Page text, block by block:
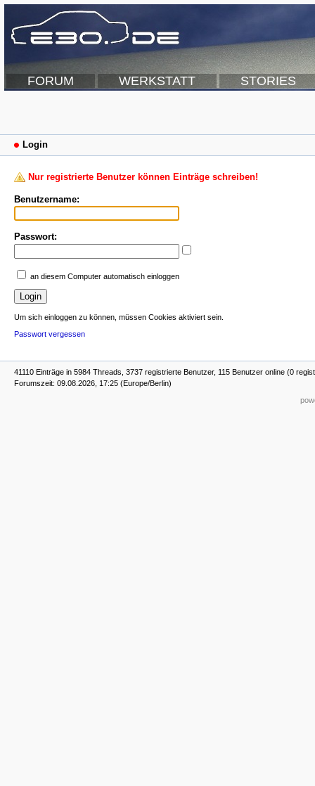
FORUM WERKSTATT STORIES
Login
Nur registrierte Benutzer können Einträge schreiben!
Benutzername:
Passwort:
an diesem Computer automatisch einloggen
Um sich einloggen zu können, müssen Cookies aktiviert sein.
Passwort vergessen
41110 Einträge in 5984 Threads, 3737 registrierte Benutzer, 115 Benutzer online (0
Forumszeit: 09.08.2026, 17:25 (Europe/Berlin)